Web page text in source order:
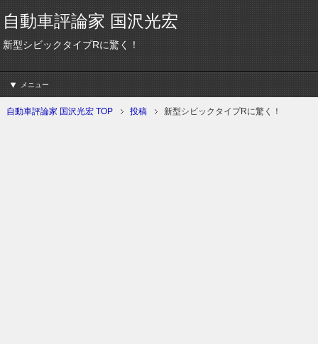
自動車評論家 国沢光宏
新型シビックタイプRに驚く！
メニュー
自動車評論家 国沢光宏 TOP 投稿 新型シビックタイプRに驚く！